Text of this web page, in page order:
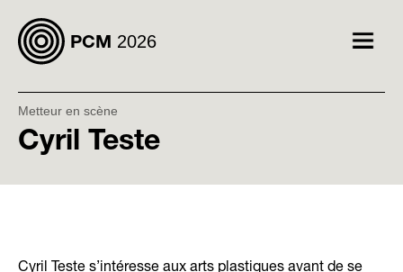
PCM 2026
Metteur en scène
Cyril Teste
Afficher
Cyril Teste s’intéresse aux arts plastiques avant de se